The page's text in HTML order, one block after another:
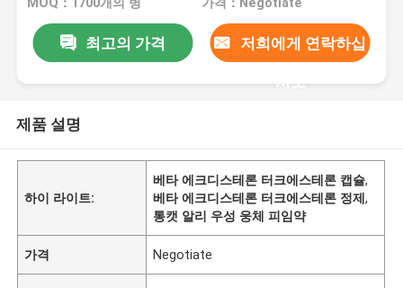
MOQ：1700개의 병 가격：Negotiate
최고의 가격 저희에게 연락하십
시오
제품 설명
하이 라이트:
베타 에크디스테론 터크에스테론 캡슐,
베타 에크디스테론 터크에스테론 정제,
통캣 알리 우성 웅체 피임약
가격 Negotiate